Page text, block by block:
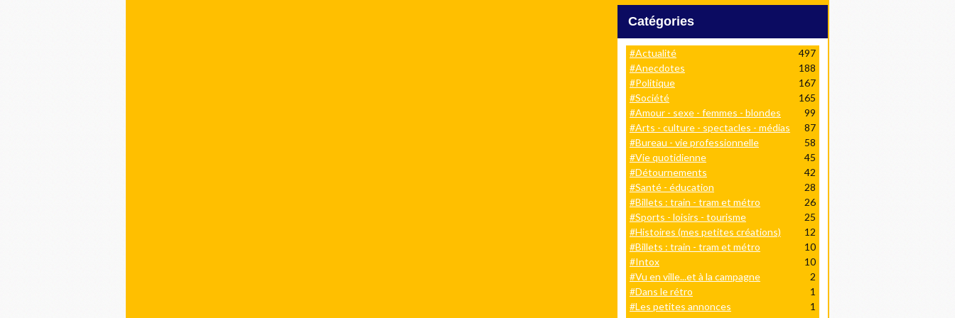
Catégories
#Actualité
497
#Anecdotes
188
#Politique
167
#Société
165
#Amour - sexe - femmes - blondes
99
#Arts - culture - spectacles - médias
87
#Bureau - vie professionnelle
58
#Vie quotidienne
45
#Détournements
42
#Santé - éducation
28
#Billets : train - tram et métro
26
#Sports - loisirs - tourisme
25
#Histoires (mes petites créations)
12
#Billets : train - tram et métro
10
#Intox
10
#Vu en ville...et à la campagne
2
#Dans le rétro
1
#Les petites annonces
1